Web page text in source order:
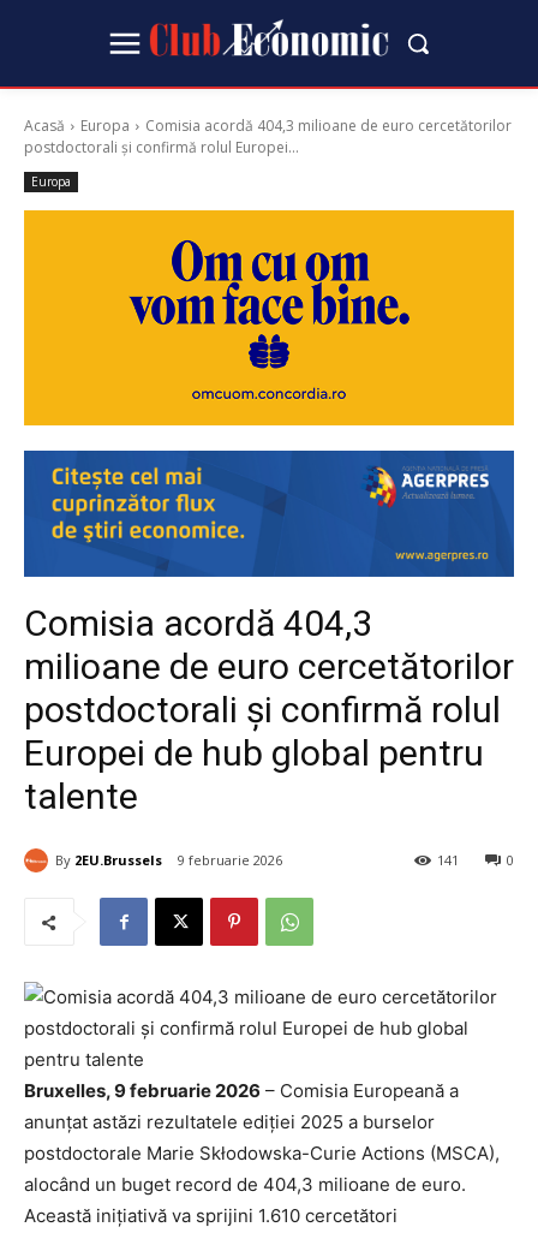
Acasă Europa
Comisia acordă 404,3 milioane de euro cercetătorilor
postdoctorali și confirmă rolul Europei...
Europa
Comisia acordă 404,3
milioane de euro cercetătorilor
postdoctorali și confirmă rolul
Europei de hub global pentru
talente
By 2EU.Brussels 9 februarie 2026 0
141
Bruxelles, 9 februarie 2026 – Comisia Europeană a
anunțat astăzi rezultatele ediției 2025 a burselor
postdoctorale Marie Skłodowska-Curie Actions (MSCA),
alocând un buget record de 404,3 milioane de euro.
Această inițiativă va sprijini 1.610 cercetători